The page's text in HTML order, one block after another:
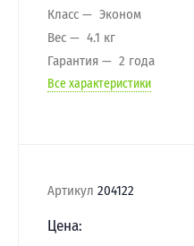
Класс
Эконом
Вес
4.1 кг
Гарантия
2 года
Все характеристики
Артикул 204122
Цена: